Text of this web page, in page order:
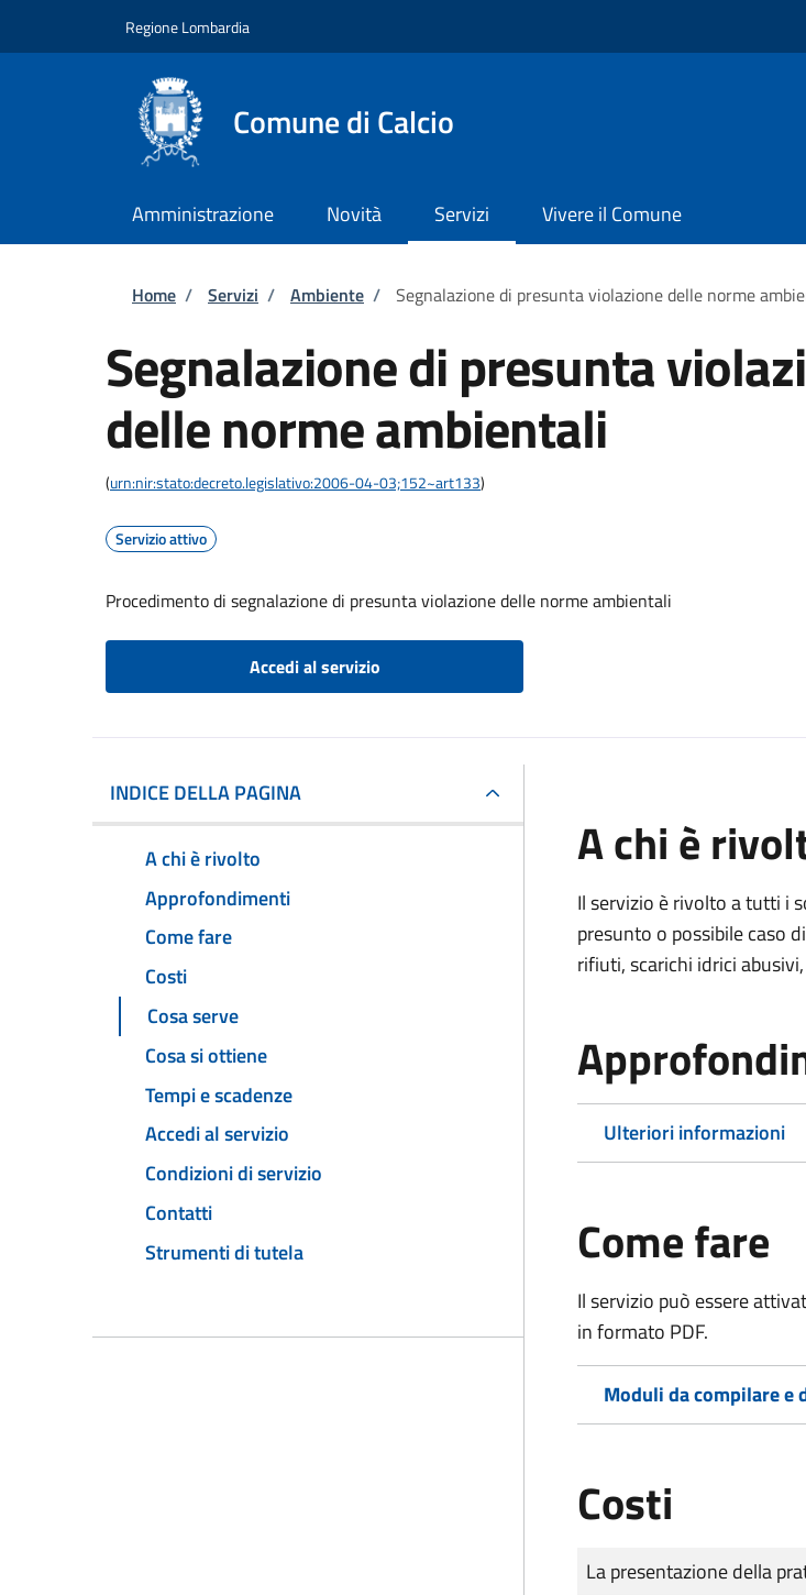
Regione Lombardia
Comune di Calcio
Amministrazione Novità Servizi Vivere il Comune
Briciole di pane
Home / Servizi / Ambiente / Segnalazione di presunta violazione delle norme
Segnalazione di presunta
delle norme ambientali
(urn:nir:stato:decreto.legislativo:2006-04-03;152~art133)
Servizio attivo
Procedimento di segnalazione di presunta violazione delle norme ambientali
Accedi al servizio
INDICE DELLA PAGINA
A chi è rivolto
Approfondimenti
Come fare
Costi
Cosa serve
Cosa si ottiene
Tempi e scadenze
Accedi al servizio
Condizioni di servizio
Contatti
Strumenti di tutela
A chi è
Il servizio è rivolto a tutti i
presunto o possibile caso
rifiuti, scarichi idrici
Ulteriori informazioni
Come fare
Il servizio può essere
in formato PDF.
Moduli da compilare e
Costi
Tipo di pagamento
Importo
La presentazione della